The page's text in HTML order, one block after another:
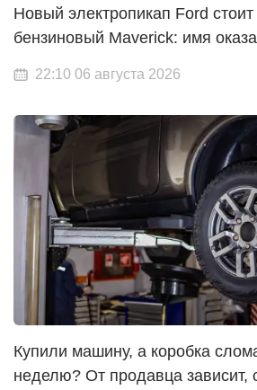
Новый электропикап Ford стоит
бензиновый Maverick: имя
22:10 06 августа 2026
Купили машину, а коробка
неделю? От продавца зависит,